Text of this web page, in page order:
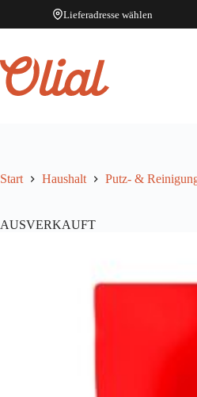
Lieferadresse wählen
springen
Start Haushalt Putz- &
AUSVERKAUFT